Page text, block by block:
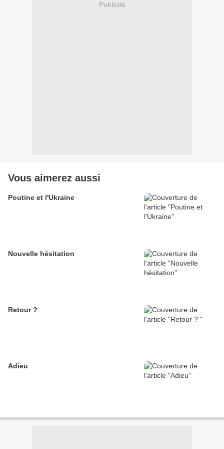
Publicité
Vous aimerez aussi
Poutine et l'Ukraine
Nouvelle hésitation
Retour ?
Adieu